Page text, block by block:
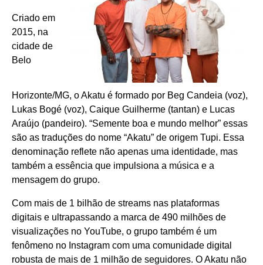
Criado em
2015, na
cidade de
Belo
Horizonte/MG, o Akatu é formado por Beg Candeia (voz),
Lukas Bogé (voz), Caique Guilherme (tantan) e Lucas
Araújo (pandeiro). “Semente boa e mundo melhor” essas
são as traduções do nome “Akatu” de origem Tupi. Essa
denominação reflete não apenas uma identidade, mas
também a essência que impulsiona a música e a
mensagem do grupo.
Com mais de 1 bilhão de streams nas plataformas
digitais e ultrapassando a marca de 490 milhões de
visualizações no YouTube, o grupo também é um
fenômeno no Instagram com uma comunidade digital
robusta de mais de 1 milhão de seguidores. O Akatu não